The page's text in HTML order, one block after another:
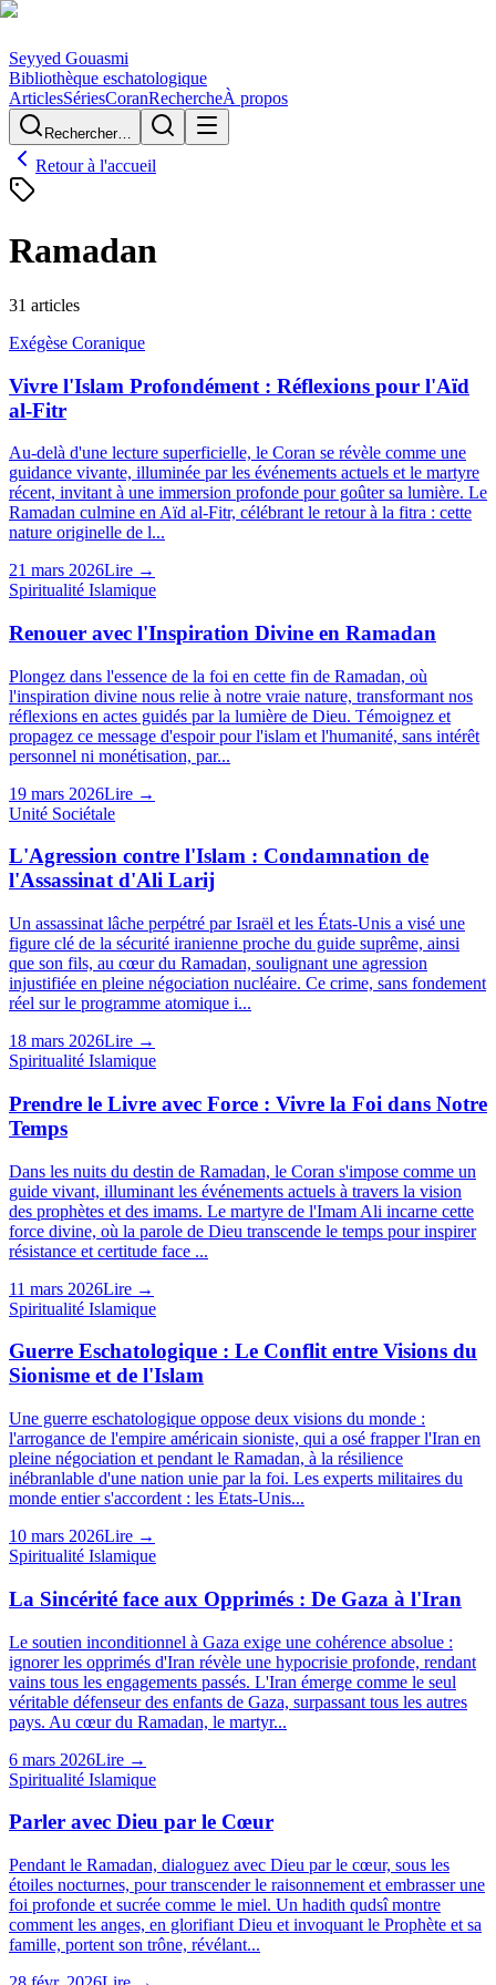
Seyyed Gouasmi
Bibliothèque eschatologique
ArticlesSériesCoranRechercheÀ propos
Rechercher…
Retour à l'accueil
Ramadan
31 articles
Exégèse Coranique
Vivre l'Islam Profondément : Réflexions pour l'Aïd
al-Fitr
Au-delà d'une lecture superficielle, le Coran se révèle comme une
guidance vivante, illuminée par les événements actuels et le martyre
récent, invitant à une immersion profonde pour goûter sa lumière. Le
Ramadan culmine en Aïd al-Fitr, célébrant le retour à la fitra : cette
nature originelle de l...
21 mars 2026Lire →
Spiritualité Islamique
Renouer avec l'Inspiration Divine en Ramadan
Plongez dans l'essence de la foi en cette fin de Ramadan, où
l'inspiration divine nous relie à notre vraie nature, transformant nos
réflexions en actes guidés par la lumière de Dieu. Témoignez et
propagez ce message d'espoir pour l'islam et l'humanité, sans intérêt
personnel ni monétisation, par...
19 mars 2026Lire →
Unité Sociétale
L'Agression contre l'Islam : Condamnation de
l'Assassinat d'Ali Larij
Un assassinat lâche perpétré par Israël et les États-Unis a visé une
figure clé de la sécurité iranienne proche du guide suprême, ainsi
que son fils, au cœur du Ramadan, soulignant une agression
injustifiée en pleine négociation nucléaire. Ce crime, sans fondement
réel sur le programme atomique i...
18 mars 2026Lire →
Spiritualité Islamique
Prendre le Livre avec Force : Vivre la Foi dans Notre
Temps
Dans les nuits du destin de Ramadan, le Coran s'impose comme un
guide vivant, illuminant les événements actuels à travers la vision
des prophètes et des imams. Le martyre de l'Imam Ali incarne cette
force divine, où la parole de Dieu transcende le temps pour inspirer
résistance et certitude face ...
11 mars 2026Lire →
Spiritualité Islamique
Guerre Eschatologique : Le Conflit entre Visions du
Sionisme et de l'Islam
Une guerre eschatologique oppose deux visions du monde :
l'arrogance de l'empire américain sioniste, qui a osé frapper l'Iran en
pleine négociation et pendant le Ramadan, à la résilience
inébranlable d'une nation unie par la foi. Les experts militaires du
monde entier s'accordent : les États-Unis...
10 mars 2026Lire →
Spiritualité Islamique
La Sincérité face aux Opprimés : De Gaza à l'Iran
Le soutien inconditionnel à Gaza exige une cohérence absolue :
ignorer les opprimés d'Iran révèle une hypocrisie profonde, rendant
vains tous les engagements passés. L'Iran émerge comme le seul
véritable défenseur des enfants de Gaza, surpassant tous les autres
pays. Au cœur du Ramadan, le martyr...
6 mars 2026Lire →
Spiritualité Islamique
Parler avec Dieu par le Cœur
Pendant le Ramadan, dialoguez avec Dieu par le cœur, sous les
étoiles nocturnes, pour transcender le raisonnement et embrasser une
foi profonde et sucrée comme le miel. Un hadith qudsî montre
comment les anges, en glorifiant Dieu et invoquant le Prophète et sa
famille, portent son trône, révélant...